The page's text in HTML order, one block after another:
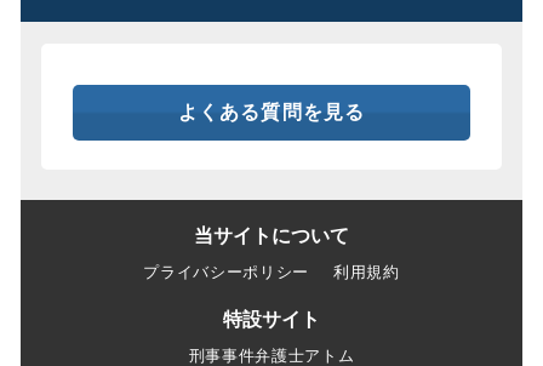
よくある質問を見る
当サイトについて
プライバシーポリシー 利用規約
特設サイト
刑事事件弁護士アトム